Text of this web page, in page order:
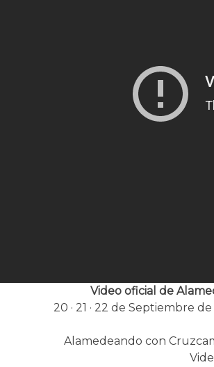
Video oficial de
20 · 21 · 22 de Septiembre
Alamedeando con